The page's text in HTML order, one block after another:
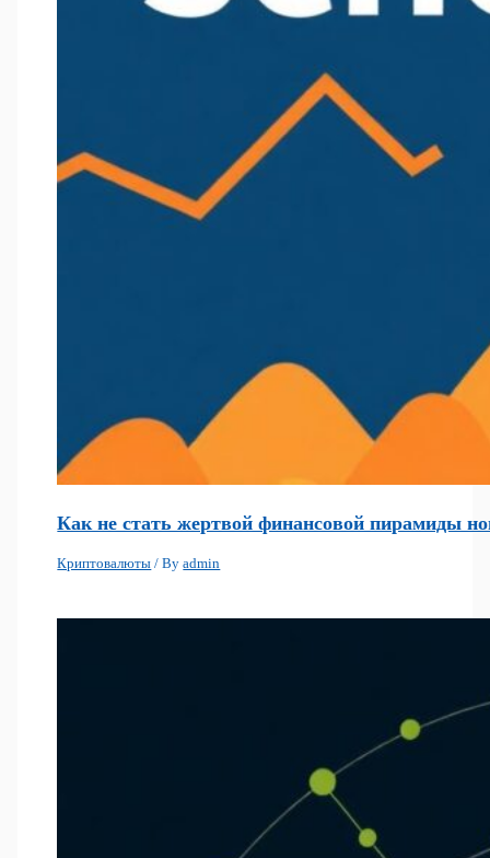
Как не стать жертвой финансовой пирамиды
Криптовалюты / Byadmin